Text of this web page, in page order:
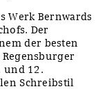
Werk Bernwards
Der
der besten
und 12.
Schreibstil